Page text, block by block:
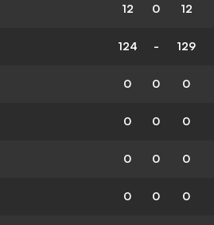
12 0 12
124 - 129
0 0 0
0 0 0
0 0 0
0 0 0